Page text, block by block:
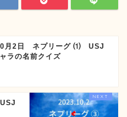
月2日 ネプリーグ ⑴ USJ
ラの名前クイズ